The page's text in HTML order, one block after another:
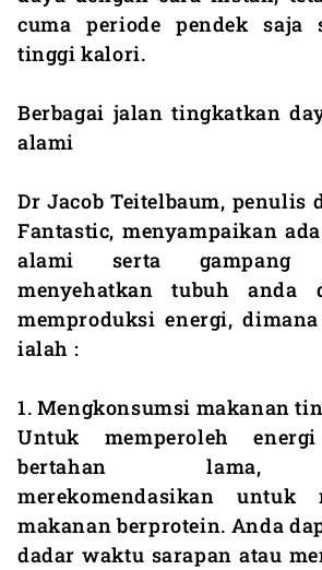
cuma periode pendek saja
tinggi kalori.
Berbagai jalan tingkatkan
alami
Dr Jacob Teitelbaum, penulis
Fantastic, menyampaikan
alami serta gampang
menyehatkan tubuh anda
memproduksi energi,
ialah :
1. Mengkonsumsi makanan
Untuk memperoleh
bertahan lama,
merekomendasikan untuk
makanan berprotein. Anda
dadar waktu sarapan atau